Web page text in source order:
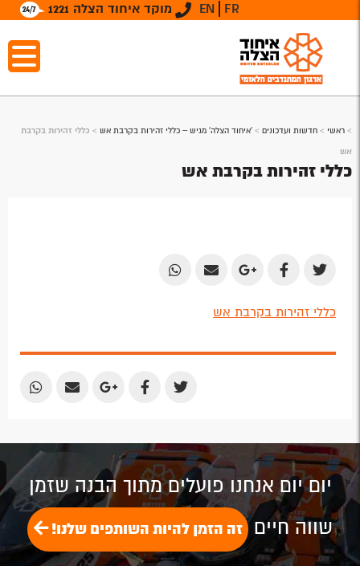
מוקד איחוד הצלה 1221 EN FR
> ראשי > חדשות ועדכונים > 'איחוד הצלה' מגיש – כללי זהירות בקרבת אש > כללי זהירות בקרבת
אש
כללי זהירות בקרבת אש
Share
Twitter
Share
Facebook
Share
Google
Share
Share
כללי זהירות בקרבת אש
Share
Share
Share
Share
Share
יום יום אנחנו פועלים מתוך הבנה שזמן
שווה חיים זה הזמן להיות השותפים שלנו!